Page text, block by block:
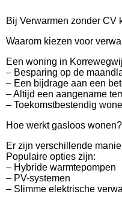
Bij Verwarmen zonder CV
Waarom kiezen voor
Een woning in
– Besparing op de
– Een bijdrage aan een
– Altijd een aangename
– Toekomstbestendig
Hoe werkt gasloos wonen?
Er zijn verschillende
Populaire opties zijn:
– Hybride warmtepompen
– PV-systemen
– Slimme elektrische